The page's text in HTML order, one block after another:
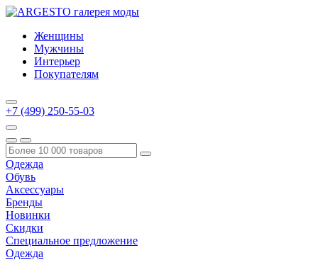
Женщины
Мужчины
Интерьер
Покупателям
+7 (499) 250-55-03
Одежда
Обувь
Аксессуары
Бренды
Новинки
Скидки
Специальное предложение
Одежда